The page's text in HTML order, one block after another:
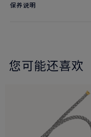
保养说明
您可能还喜欢